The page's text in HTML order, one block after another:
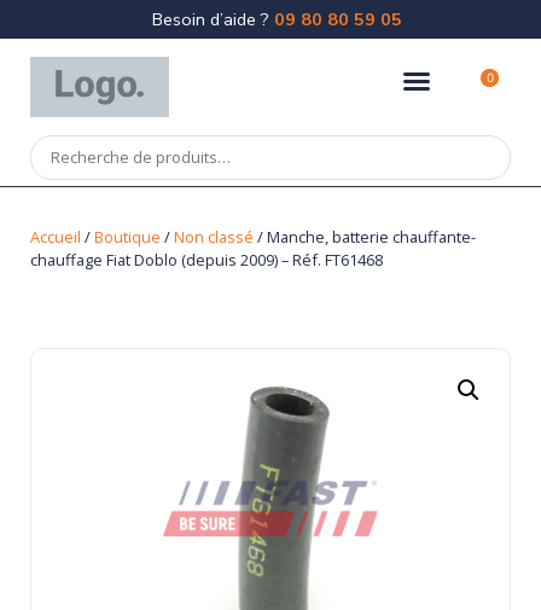
Besoin d’aide ? 09 80 80 59 05
0
Accueil /Boutique /Non classé / Manche, batterie chauffante-
chauffage Fiat Doblo (depuis 2009) – Réf. FT61468